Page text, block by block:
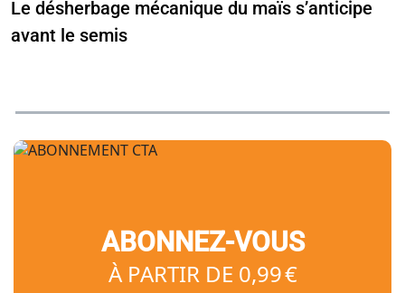
Le désherbage mécanique du maïs s’anticipe
avant le semis
ABONNEZ-VOUS
À PARTIR DE 0,99 €